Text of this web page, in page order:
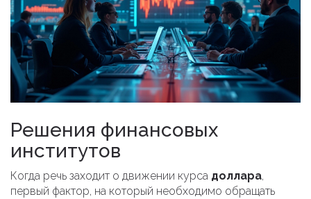
Решения финансовых
институтов
Когда речь заходит о движении курса доллара,
первый фактор, на который необходимо обращать